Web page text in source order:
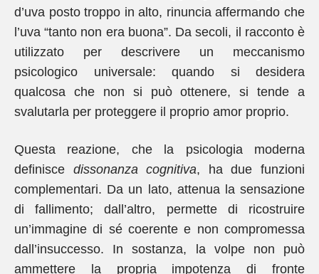
d’uva posto troppo in alto, rinuncia affermando che
l’uva “tanto non era buona”. Da secoli, il racconto è
utilizzato per descrivere un meccanismo
psicologico universale: quando si desidera
qualcosa che non si può ottenere, si tende a
svalutarla per proteggere il proprio amor proprio.
Questa reazione, che la psicologia moderna
definisce dissonanza cognitiva, ha due funzioni
complementari. Da un lato, attenua la sensazione
di fallimento; dall’altro, permette di ricostruire
un’immagine di sé coerente e non compromessa
dall’insuccesso. In sostanza, la volpe non può
ammettere la propria impotenza di fronte